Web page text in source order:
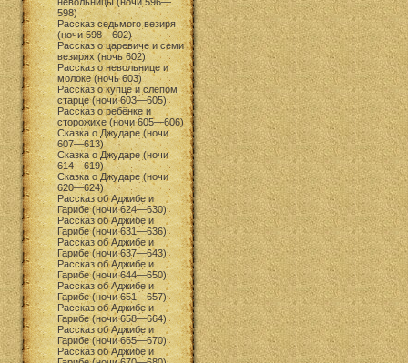
598)
Рассказ седьмого везиря
(ночи 598—602)
Рассказ о царевиче и семи
везирях (ночь 602)
Рассказ о невольнице и
молоке (ночь 603)
Рассказ о купце и слепом
старце (ночи 603—605)
Рассказ о ребёнке и
сторожихе (ночи 605—606)
Сказка о Джударе (ночи
607—613)
Сказка о Джударе (ночи
614—619)
Сказка о Джударе (ночи
620—624)
Рассказ об Аджибе и
Гарибе (ночи 624—630)
Рассказ об Аджибе и
Гарибе (ночи 631—636)
Рассказ об Аджибе и
Гарибе (ночи 637—643)
Рассказ об Аджибе и
Гарибе (ночи 644—650)
Рассказ об Аджибе и
Гарибе (ночи 651—657)
Рассказ об Аджибе и
Гарибе (ночи 658—664)
Рассказ об Аджибе и
Гарибе (ночи 665—670)
Рассказ об Аджибе и